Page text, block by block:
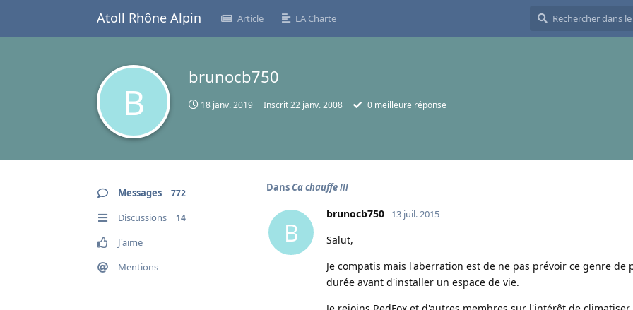
Atoll Rhône Alpin Article LA Charte
B
brunocb750
18 janv. 2019 Inscrit22 janv. 2008 0 meilleure réponse
Messages 772
Discussions 14
J'aime
Mentions
DansCa chauffe !!!
B
brunocb750 13 juil. 2015
Salut,
Je compatis mais l'aberration est de ne pas prévoir ce genre
durée avant d'installer un espace de vie.